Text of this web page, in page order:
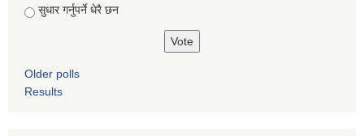
सुधार गर्नुपर्ने धेरै छन
Older polls
Results